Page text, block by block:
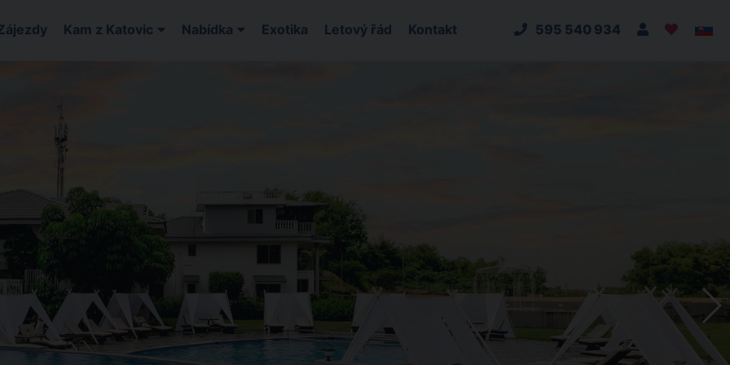
Kam z Katovic Nabídka Exotika Letový řád Kontakt 595 540 934